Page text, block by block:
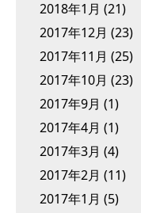
2018年1月 (21)
2017年12月 (23)
2017年11月 (25)
2017年10月 (23)
2017年9月 (1)
2017年4月 (1)
2017年3月 (4)
2017年2月 (11)
2017年1月 (5)